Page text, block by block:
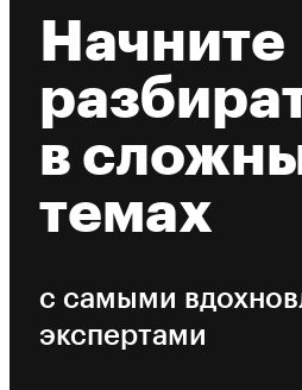
Начните
в
темах
с самыми
экспертами